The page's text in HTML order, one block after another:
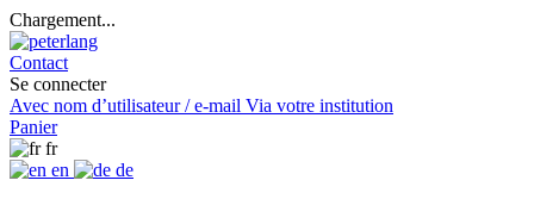
Chargement...
Contact
Se connecter
Avec nom d’utilisateur / e-mail Via votre institution
Panier
fr
en
de